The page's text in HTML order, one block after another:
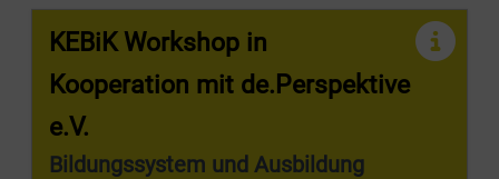
KEBiK Workshop in
Kooperation mit de.Perspektive
e.V.
Bildungssystem und Ausbildung